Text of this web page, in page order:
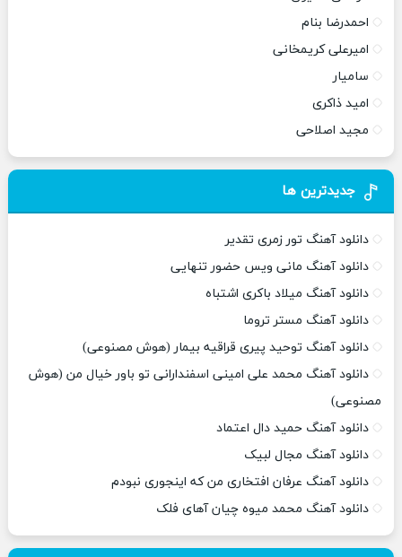
احمدرضا بنام
امیرعلی کریمخانی
سامیار
امید ذاکری
مجید اصلاحی
جدیدترین ها
دانلود آهنگ تور زمری تقدیر
دانلود آهنگ مانی ویس حضور تنهایی
دانلود آهنگ میلاد باکری اشتباه
دانلود آهنگ مستر تروما
دانلود آهنگ توحید پیری قراقیه بیمار (هوش مصنوعی)
دانلود آهنگ محمد علی امینی اسفندارانی تو باور خیال من (هوش
مصنوعی)
دانلود آهنگ حمید دال اعتماد
دانلود آهنگ مجال لبیک
دانلود آهنگ عرفان افتخاری من که اینجوری نبودم
دانلود آهنگ محمد میوه چیان آهای فلک